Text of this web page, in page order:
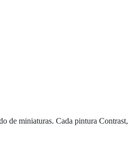
de miniaturas. Cada pintura